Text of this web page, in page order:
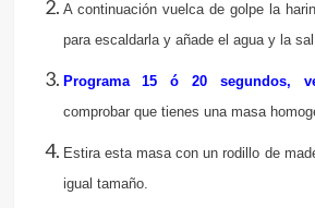
A continuación vuelca de golpe la
para escaldarla y añade el agua y la
Programa 15 ó 20 segundos,
comprobar que tienes una masa
Estira esta masa con un rodillo de
igual tamaño.